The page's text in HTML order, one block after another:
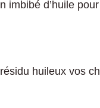
imbibé d’huile
huileux vos